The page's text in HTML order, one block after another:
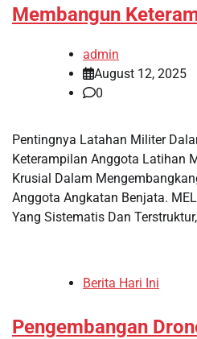
Membangun
admin
August 12, 2025
0
Pentingnya Latahan Militer
Keterampilan Anggota Latihan
Krusial Dalam
Anggota Angkatan Benjata.
Yang Sistematis Dan
Berita Hari Ini
Pengembangan